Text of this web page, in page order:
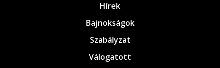
Hírek
Bajnokságok
Szabályzat
Válogatott